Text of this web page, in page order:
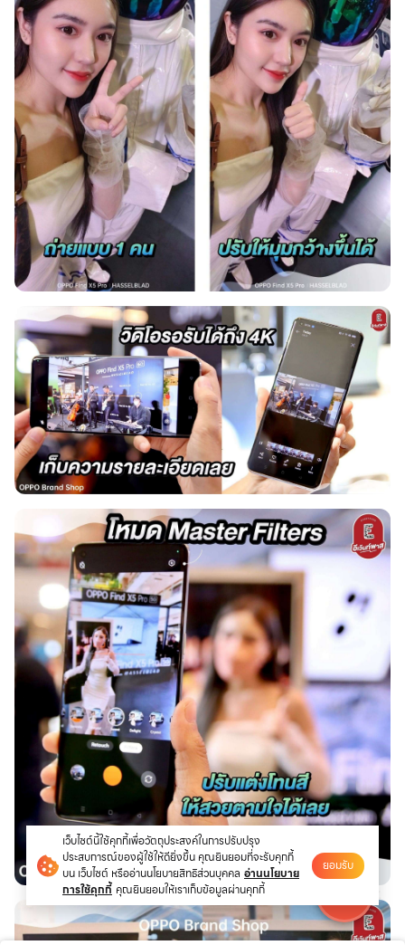
เว็บไซต์นี้ใช้คุกกี้เพื่อวัตถุประสงค์ในการปรับปรุง
ประสบการณ์ของผู้ใช้ให้ดียิ่งขึ้น คุณยินยอมที่จะรับคุกกี้
บน เว็บไซต์ หรืออ่านนโยบายสิทธิส่วนบุคคล อ่านนโยบาย
การใช้คุกกี้ คุณยินยอมให้เราเก็บข้อมูลผ่านคุกกี้
ยอมรับ